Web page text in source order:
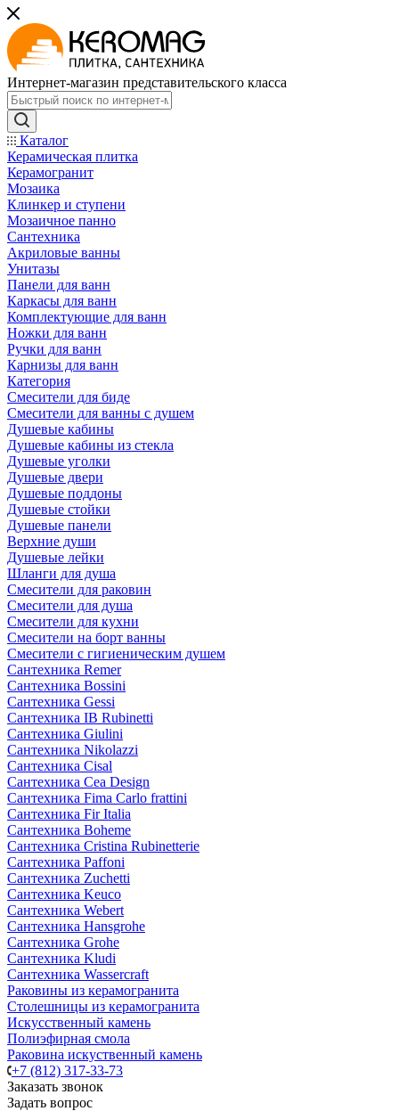
Интернет-магазин представительского класса
Каталог
Керамическая плитка
Керамогранит
Мозаика
Клинкер и ступени
Мозаичное панно
Сантехника
Акриловые ванны
Унитазы
Панели для ванн
Каркасы для ванн
Комплектующие для ванн
Ножки для ванн
Ручки для ванн
Карнизы для ванн
Категория
Смесители для биде
Смесители для ванны с душем
Душевые кабины
Душевые кабины из стекла
Душевые уголки
Душевые двери
Душевые поддоны
Душевые стойки
Душевые панели
Верхние души
Душевые лейки
Шланги для душа
Смесители для раковин
Смесители для душа
Смесители для кухни
Смесители на борт ванны
Смесители с гигиеническим душем
Сантехника Remer
Сантехника Bossini
Сантехника Gessi
Сантехника IB Rubinetti
Сантехника Giulini
Сантехника Nikolazzi
Сантехника Cisal
Сантехника Cea Design
Сантехника Fima Carlo frattini
Сантехника Fir Italia
Сантехника Boheme
Сантехника Cristina Rubinetterie
Сантехника Paffoni
Сантехника Zuchetti
Сантехника Keuco
Сантехника Webert
Сантехника Hansgrohe
Сантехника Grohe
Сантехника Kludi
Сантехника Wassercraft
Раковины из керамогранита
Столешницы из керамогранита
Искусственный камень
Полиэфирная смола
Раковина искуственный камень
+7 (812) 317-33-73
Заказать звонок
Задать вопрос